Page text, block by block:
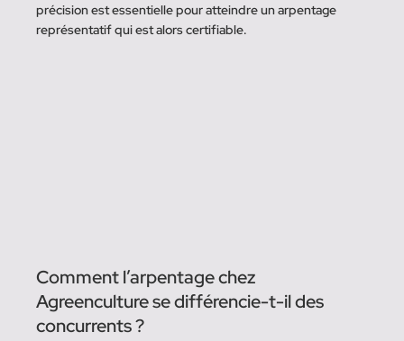
précision est essentielle pour atteindre un arpentage
représentatif qui est alors certifiable.
Comment l’arpentage chez
Agreenculture se différencie-t-il des
concurrents ?